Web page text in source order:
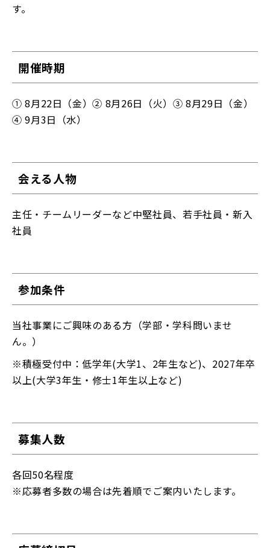
す。
開催時期
① 8月22日（金）② 8月26日（火）③ 8月29日（金）
④ 9月3日（水）
会える人物
主任・チームリーダーなど中堅社員、若手社員・新入
社員
参加条件
当社事業にご興味のある方（学部・学科問いませ
ん。）
※積極受付中：低学年(大学1、2年生など)、2027年卒
以上(大学3年生・修士1年生以上など)
募集人数
各回50名程度
※応募者多数の場合は先着順でご案内いたします。